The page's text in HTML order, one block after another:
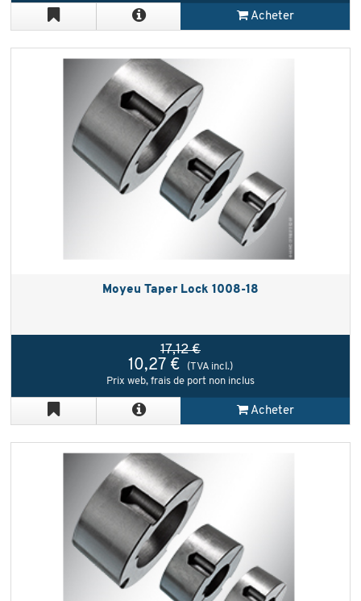
Acheter
Moyeu Taper Lock 1008-18
17,12 €
10,27 €
(TVA incl.)
Prix web, frais de port non inclus
Acheter